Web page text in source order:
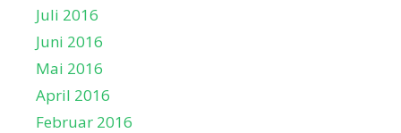
Juli 2016
Juni 2016
Mai 2016
April 2016
Februar 2016